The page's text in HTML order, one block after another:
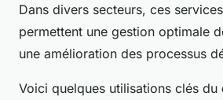
Dans divers secteurs, ces
permettent une gestion optimale
une amélioration des processus
Voici quelques utilisations clés du